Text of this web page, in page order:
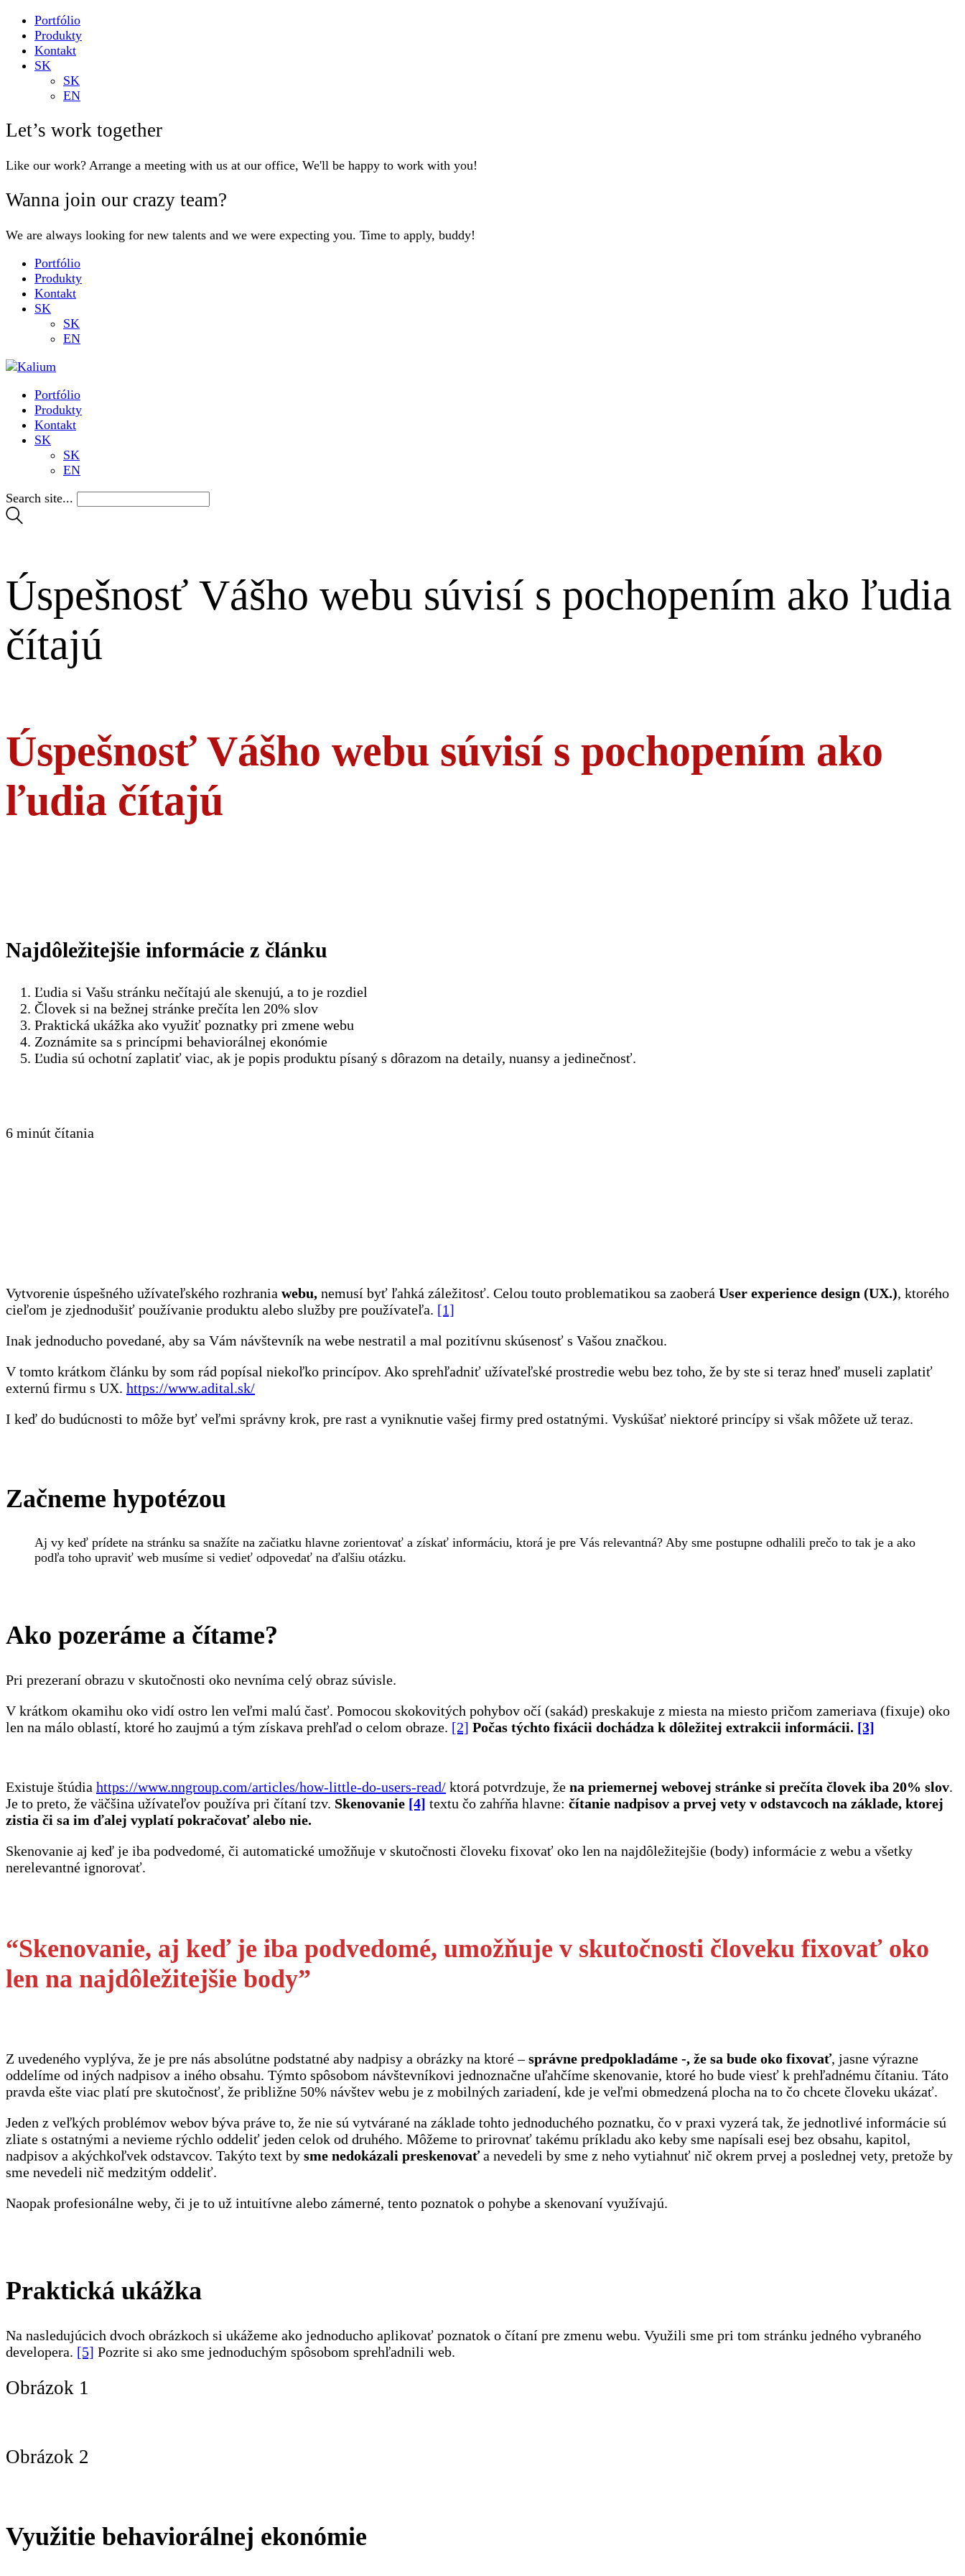
Portfólio
Produkty
Kontakt
SK
SK
EN
Let’s work together
Like our work? Arrange a meeting with us at our office, We'll be happy to work with you!
Wanna join our crazy team?
We are always looking for new talents and we were expecting you. Time to apply, buddy!
Portfólio
Produkty
Kontakt
SK
SK
EN
Portfólio
Produkty
Kontakt
SK
SK
EN
Search site...
Úspešnosť Vášho webu súvisí s pochopením ako ľudia
čítajú
Úspešnosť Vášho webu súvisí s pochopením ako
ľudia čítajú
Najdôležitejšie informácie z článku
Ľudia si Vašu stránku nečítajú ale skenujú, a to je rozdiel
Človek si na bežnej stránke prečíta len 20% slov
Praktická ukážka ako využiť poznatky pri zmene webu
Zoznámite sa s princípmi behaviorálnej ekonómie
Ľudia sú ochotní zaplatiť viac, ak je popis produktu písaný s dôrazom na detaily, nuansy a jedinečnosť.
6 minút čítania
Vytvorenie úspešného užívateľského rozhrania webu, nemusí byť ľahká záležitosť. Celou touto problematikou sa zaoberá User experience design (UX.), ktorého
cieľom je zjednodušiť používanie produktu alebo služby pre používateľa. [1]
Inak jednoducho povedané, aby sa Vám návštevník na webe nestratil a mal pozitívnu skúsenosť s Vašou značkou.
V tomto krátkom článku by som rád popísal niekoľko princípov. Ako sprehľadniť užívateľské prostredie webu bez toho, že by ste si teraz hneď museli zaplatiť
externú firmu s UX. https://www.adital.sk/
I keď do budúcnosti to môže byť veľmi správny krok, pre rast a vyniknutie vašej firmy pred ostatnými. Vyskúšať niektoré princípy si však môžete už teraz.
Začneme hypotézou
Aj vy keď prídete na stránku sa snažíte na začiatku hlavne zorientovať a získať informáciu, ktorá je pre Vás relevantná? Aby sme postupne odhalili prečo to tak je a ako
podľa toho upraviť web musíme si vedieť odpovedať na ďalšiu otázku.
Ako pozeráme a čítame?
Pri prezeraní obrazu v skutočnosti oko nevníma celý obraz súvisle.
V krátkom okamihu oko vidí ostro len veľmi malú časť. Pomocou skokovitých pohybov očí (sakád) preskakuje z miesta na miesto pričom zameriava (fixuje) oko
len na málo oblastí, ktoré ho zaujmú a tým získava prehľad o celom obraze. [2] Počas týchto fixácii dochádza k dôležitej extrakcii informácii. [3]
Existuje štúdia https://www.nngroup.com/articles/how-little-do-users-read/ ktorá potvrdzuje, že na priemernej webovej stránke si prečíta človek iba 20% slov.
Je to preto, že väčšina užívateľov používa pri čítaní tzv. Skenovanie [4] textu čo zahŕňa hlavne: čítanie nadpisov a prvej vety v odstavcoch na základe, ktorej
zistia či sa im ďalej vyplatí pokračovať alebo nie.
Skenovanie aj keď je iba podvedomé, či automatické umožňuje v skutočnosti človeku fixovať oko len na najdôležitejšie (body) informácie z webu a všetky
nerelevantné ignorovať.
“Skenovanie, aj keď je iba podvedomé, umožňuje v skutočnosti človeku fixovať oko
len na najdôležitejšie body”
Z uvedeného vyplýva, že je pre nás absolútne podstatné aby nadpisy a obrázky na ktoré –správne predpokladáme -, že sa bude oko fixovať, jasne výrazne
oddelíme od iných nadpisov a iného obsahu. Týmto spôsobom návštevníkovi jednoznačne uľahčíme skenovanie, ktoré ho bude viesť k prehľadnému čítaniu. Táto
pravda ešte viac platí pre skutočnosť, že približne 50% návštev webu je z mobilných zariadení, kde je veľmi obmedzená plocha na to čo chcete človeku ukázať.
Jeden z veľkých problémov webov býva práve to, že nie sú vytvárané na základe tohto jednoduchého poznatku, čo v praxi vyzerá tak, že jednotlivé informácie sú
zliate s ostatnými a nevieme rýchlo oddeliť jeden celok od druhého. Môžeme to prirovnať takému príkladu ako keby sme napísali esej bez obsahu, kapitol,
nadpisov a akýchkoľvek odstavcov. Takýto text by sme nedokázali preskenovaťa nevedeli by sme z neho vytiahnuť nič okrem prvej a poslednej vety, pretože by
sme nevedeli nič medzitým oddeliť.
Naopak profesionálne weby, či je to už intuitívne alebo zámerné, tento poznatok o pohybe a skenovaní využívajú.
Praktická ukážka
Na nasledujúcich dvoch obrázkoch si ukážeme ako jednoducho aplikovať poznatok o čítaní pre zmenu webu. Využili sme pri tom stránku jedného vybraného
developera. [5] Pozrite si ako sme jednoduchým spôsobom sprehľadnili web.
Obrázok 1
Obrázok 2
Využitie behaviorálnej ekonómie